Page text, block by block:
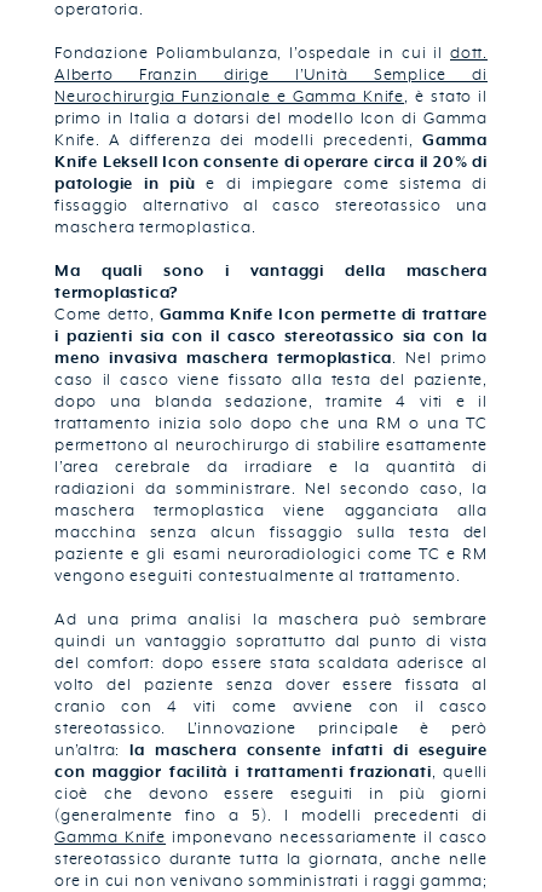
operatoria.
Fondazione Poliambulanza, l’ospedale in cui il dott.
Alberto Franzin dirige l’Unità Semplice di
Neurochirurgia Funzionale e Gamma Knife, è stato il
primo in Italia a dotarsi del modello Icon di Gamma
Knife. A differenza dei modelli precedenti, Gamma
Knife Leksell Icon consente di operare circa il 20% di
patologie in piùe di impiegare come sistema di
fissaggio alternativo al casco stereotassico una
maschera termoplastica.
Ma quali sono i vantaggi della maschera
termoplastica?
Come detto, Gamma Knife Icon permette di trattare
i pazienti sia con il casco stereotassico sia con la
meno invasiva maschera termoplastica. Nel primo
caso il casco viene fissato alla testa del paziente,
dopo una blanda sedazione, tramite 4 viti e il
trattamento inizia solo dopo che una RM o una TC
permettono al neurochirurgo di stabilire esattamente
l’area cerebrale da irradiare e la quantità di
radiazioni da somministrare. Nel secondo caso, la
maschera termoplastica viene agganciata alla
macchina senza alcun fissaggio sulla testa del
paziente e gli esami neuroradiologici come TC e RM
vengono eseguiti contestualmente al trattamento.
Ad una prima analisi la maschera può sembrare
quindi un vantaggio soprattutto dal punto di vista
del comfort: dopo essere stata scaldata aderisce al
volto del paziente senza dover essere fissata al
cranio con 4 viti come avviene con il casco
stereotassico. L’innovazione principale è però
un’altra:
la maschera consente infatti di eseguire
con maggior facilità i trattamenti frazionati, quelli
cioè che devono essere eseguiti in più giorni
(generalmente fino a 5). I modelli precedenti di
Gamma Knife imponevano necessariamente il casco
stereotassico durante tutta la giornata, anche nelle
ore in cui non venivano somministrati i raggi gamma;